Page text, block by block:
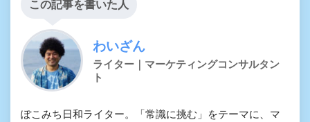
この記事を書いた人
わいざん
ライター｜マーケティングコンサルタン
ト
ぽこみち日和ライター。「常識に挑む」をテーマに、マ